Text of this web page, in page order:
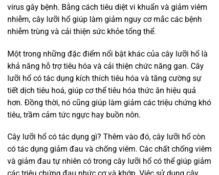
virus gây bệnh. Bằng cách tiêu diệt vi khuẩn và giảm viêm
nhiễm, cây lưỡi hổ giúp làm giảm nguy cơ mắc các bệnh
nhiễm trùng và cải thiện sức khỏe tổng thể.
Một trong những đặc điểm nổi bật khác của cây lưỡi hổ là
khả năng hỗ trợ tiêu hóa và cải thiện chức năng gan. Cây
lưỡi hổ có tác dụng kích thích tiêu hóa và tăng cường sự
tiết dịch tiêu hoá, giúp cơ thể tiêu hóa thức ăn hiệu quả
hơn. Đồng thời, nó cũng giúp làm giảm các triệu chứng khó
tiêu, trầm cảm tức ngực hay buồn nôn.
Cây lưỡi hổ có tác dụng gì? Thêm vào đó, cây lưỡi hổ còn
có tác dụng giảm đau và chống viêm. Các chất chống viêm
và giảm đau tự nhiên có trong cây lưỡi hổ có thể giúp giảm